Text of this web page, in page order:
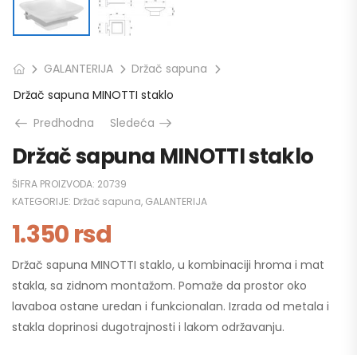
GALANTERIJA
Držač sapuna
Držač sapuna MINOTTI staklo
Predhodna
Sledeća
Držač sapuna MINOTTI staklo
ŠIFRA PROIZVODA: 20739
KATEGORIJE: Držač sapuna, GALANTERIJA
1.350rsd
Držač sapuna MINOTTI staklo, u kombinaciji hroma i mat
stakla, sa zidnom montažom. Pomaže da prostor oko
lavaboa ostane uredan i funkcionalan. Izrada od metala i
stakla doprinosi dugotrajnosti i lakom održavanju.